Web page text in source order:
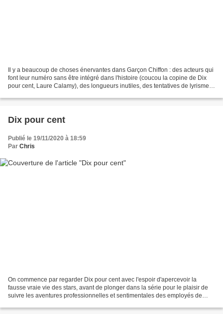
Il y a beaucoup de choses énervantes dans Garçon Chiffon : des acteurs qui
font leur numéro sans être intégré dans l'histoire (coucou la copine de Dix
pour cent, Laure Calamy), des longueurs inutiles, des tentatives de lyrisme
Dix pour cent
Publié le 19/11/2020 à 18:59
Par Chris
On commence par regarder Dix pour cent avec l'espoir d'apercevoir la
fausse vraie vie des stars, avant de plonger dans la série pour le plaisir de
suivre les aventures professionnelles et sentimentales des employés de